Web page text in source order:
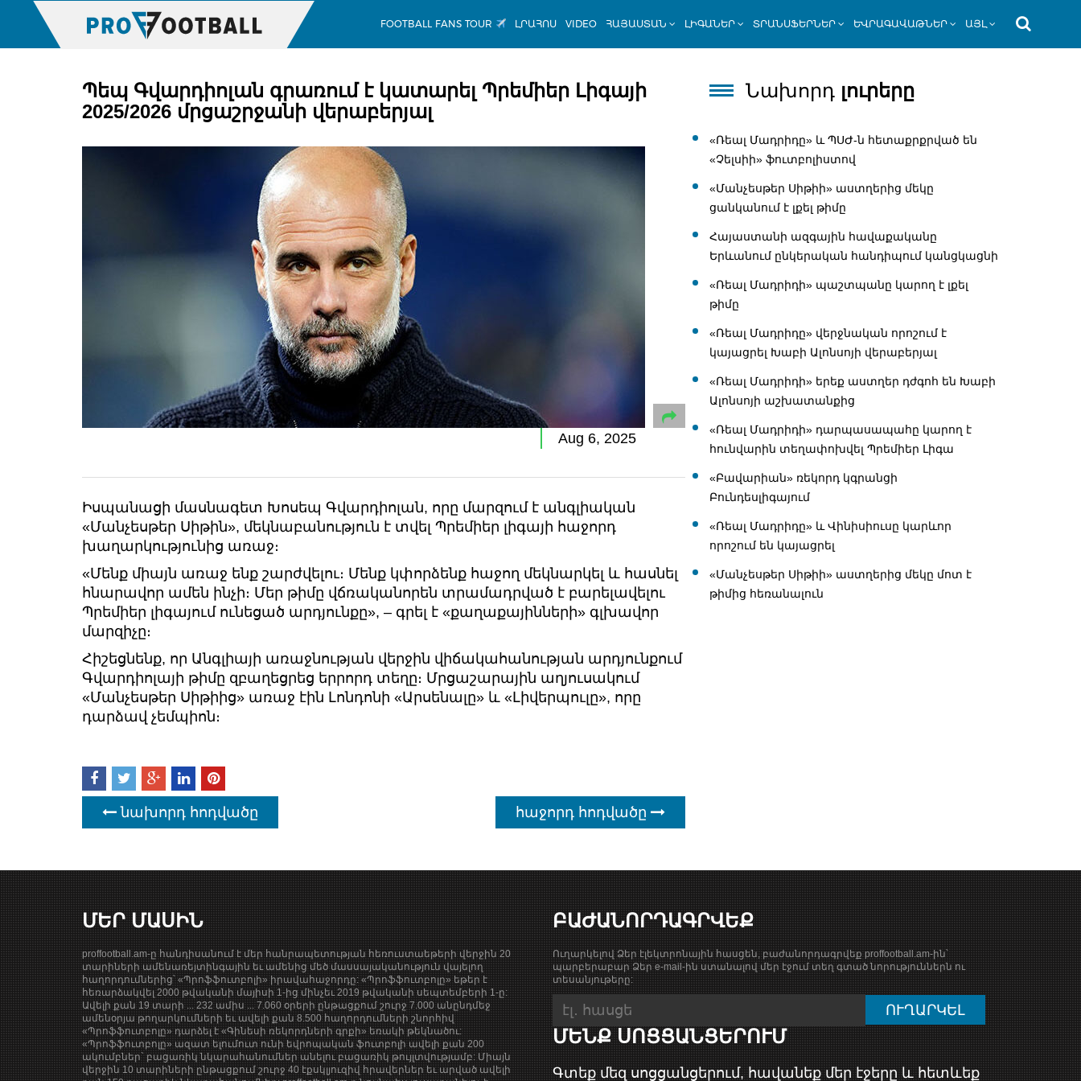
FOOTBALL FANS TOUR ԼՐԱՀՈՍ VIDEO ՀԱՅԱՍՏԱՆ ԼԻԳԱՆԵՐ ՏՐԱՆՍՖԵՐՆԵՐ ԵՎՐԱԳԱՎԱԹՆԵՐ ԱՅԼ
Պեպ Գվարդիոլան գրառում է կատարել Պրեմիեր Լիգայի
2025/2026 մրցաշրջանի վերաբերյալ
Aug 6, 2025
Իսպանացի մասնագետ Խոսեպ Գվարդիոլան, որը մարզում է անգլիական
«Մանչեսթեր Սիթին», մեկնաբանություն է տվել Պրեմիեր լիգայի հաջորդ
խաղարկությունից առաջ։
«Մենք միայն առաջ ենք շարժվելու։ Մենք կփորձենք հաջող մեկնարկել և հասնել
հնարավոր ամեն ինչի։ Մեր թիմը վճռականորեն տրամադրված է բարելավելու
Պրեմիեր լիգայում ունեցած արդյունքը», – գրել է «քաղաքայինների» գլխավոր
մարզիչը։
Հիշեցնենք, որ Անգլիայի առաջնության վերջին վիճակահանության արդյունքում
Գվարդիոլայի թիմը զբաղեցրեց երրորդ տեղը։ Մրցաշարային աղյուսակում
«Մանչեսթեր Սիթիից» առաջ էին Լոնդոնի «Արսենալը» և «Լիվերպուլը», որը
դարձավ չեմպիոն։
նախորդ հոդվածը հաջորդ հոդվածը
Նախորդ լուրերը
«Ռեալ Մադրիդը» և ՊՍԺ-ն հետաքրքրված են
«Չելսիի» ֆուտբոլիստով
«Մանչեսթեր Սիթիի» աստղերից մեկը
ցանկանում է լքել թիմը
Հայաստանի ազգային հավաքականը
Երևանում ընկերական հանդիպում կանցկացնի
«Ռեալ Մադրիդի» պաշտպանը կարող է լքել
թիմը
«Ռեալ Մադրիդը» վերջնական որոշում է
կայացրել Խաբի Ալոնսոյի վերաբերյալ
«Ռեալ Մադրիդի» երեք աստղեր դժգոհ են Խաբի
Ալոնսոյի աշխատանքից
«Ռեալ Մադրիդի» դարպասապահը կարող է
հունվարին տեղափոխվել Պրեմիեր Լիգա
«Բավարիան» ռեկորդ կգրանցի
Բունդեսլիգայում
«Ռեալ Մադրիդը» և Վինիսիուսը կարևոր
որոշում են կայացրել
«Մանչեսթեր Սիթիի» աստղերից մեկը մոտ է
թիմից հեռանալուն
ՄԵՐ ՄԱՍԻՆ
proffootball.am-ը հանդիսանում է մեր հանրապետության հեռուստաեթերի վերջին 20
տարիների ամենառեյտինգային եւ ամենից մեծ մասսայականություն վայելող
հաղորդումներից՝ «Պրոֆֆուտբոլի» իրավահաջորդը: «Պրոֆֆուտբոլը» եթեր է
հեռարձակվել 2000 թվականի մայիսի 1-ից մինչեւ 2019 թվականի սեպտեմբերի 1-ը:
Ավելի քան 19 տարի ... 232 ամիս ... 7.060 օրերի ընթացքում շուրջ 7.000 անընդմեջ
ամենօրյա թողարկումների եւ ավելի քան 8.500 հաղորդումների շնորհիվ
«Պրոֆֆուտբոլը» դարձել է «Գինեսի ռեկորդների գրքի» եռակի թեկնածու:
«Պրոֆֆուտբոլը» ազատ ելումուտ ունի եվրոպական ֆուտբոլի ավելի քան 200
ակումբներ` բացառիկ նկարահանումներ անելու բացառիկ թույլտվությամբ: Միայն
վերջին 10 տարիների ընթացքում շուրջ 40 էքսկլյուզիվ հրավերներ եւ արված ավելի
ԲԱԺԱՆՈՐԴԱԳՐՎԵՔ
Ուղարկելով Ձեր էլեկտրոնային հասցեն, բաժանորդագրվեք proffootball.am-ին՝
պարբերաբար Ձեր e-mail-ին ստանալով մեր էջում տեղ գտած նորություններն ու
տեսանյութերը:
ՄԵՆՔ ՍՈՑՑԱՆՑԵՐՈՒՄ
Գտեք մեզ սոցցանցերում, հավանեք մեր էջերը և հետևեք